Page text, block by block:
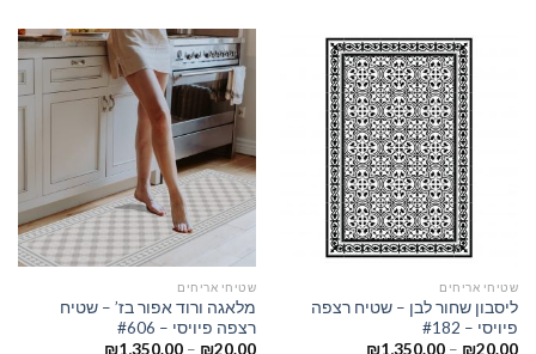
שטיחי אריחים
ליסבון שחור לבן – שטיח רצפה
פיויסי – #182
₪20.00
–
₪1,350.00
שטיחי אריחים
מלאגה ורוד אפור בז’ – שטיח
רצפה פיויסי – #606
₪20.00
–
₪1,350.00